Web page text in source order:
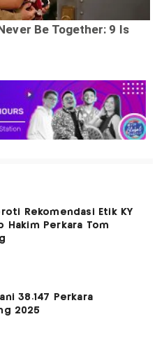
Rekomendasi Etik KY
Hakim Perkara Tom
38.147 Perkara
2025